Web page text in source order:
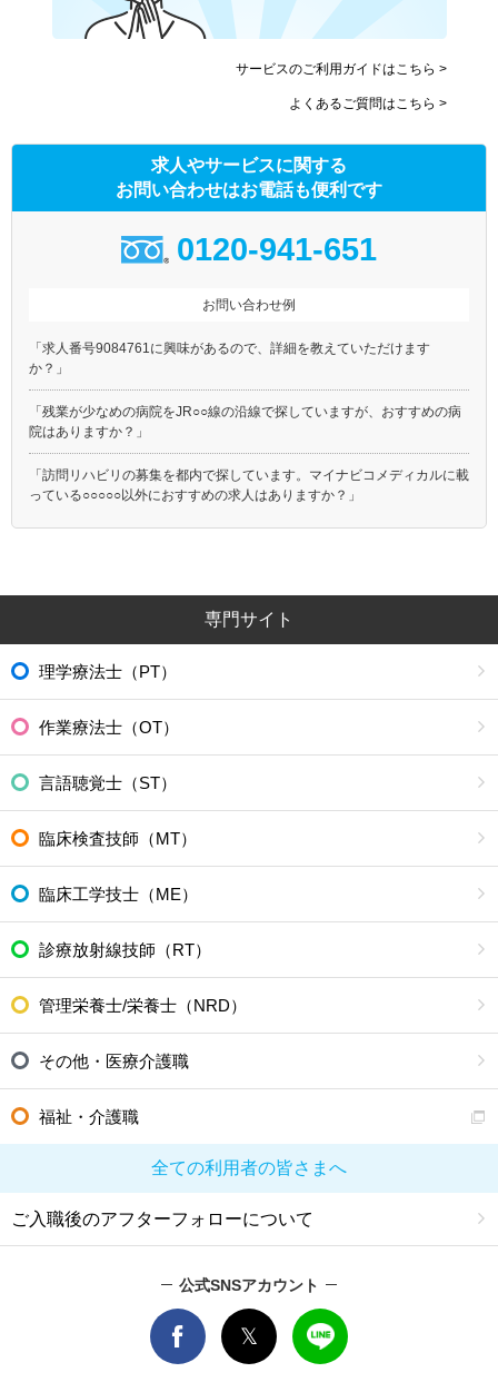
東急世田谷線
京急本線
東武亀戸線
京成本線
東京メトロ銀座線
東京メトロ丸ノ内線(池袋－
荻窪)
東京メトロ日比谷線
東京メトロ東西線
東京メトロ千代田線
東京メトロ有楽町線
都営大江戸線
都営新宿線
つくばエクスプレス
多摩モノレール
東京モノレール
東京臨海高速鉄道りんかい線
北総鉄道北総線
サービスのご利用ガイドはこちら >
よくあるご質問はこちら >
求人やサービスに関する
お問い合わせはお電話も便利です
0120-941-651
お問い合わせ例
「求人番号9084761に興味があるので、詳細を教えていただけます
か？」
「残業が少なめの病院をJR○○線の沿線で探していますが、おすすめの病
院はありますか？」
「訪問リハビリの募集を都内で探しています。マイナビコメディカルに載
っている○○○○○以外におすすめの求人はありますか？」
専門サイト
理学療法士（PT）
作業療法士（OT）
言語聴覚士（ST）
臨床検査技師（MT）
臨床工学技士（ME）
診療放射線技師（RT）
管理栄養士/栄養士（NRD）
その他・医療介護職
福祉・介護職
全ての利用者の皆さまへ
ご入職後のアフターフォローについて
公式SNSアカウント